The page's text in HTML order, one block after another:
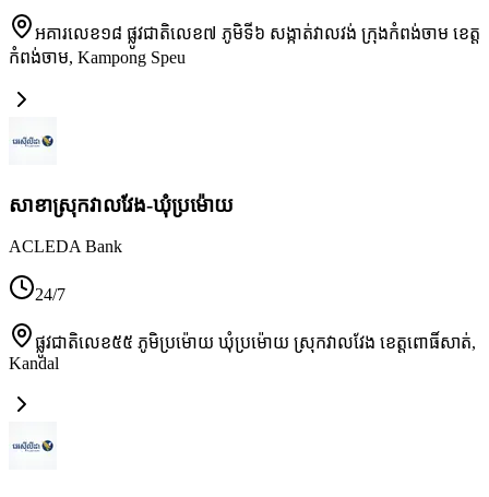
អគារលេខ១៨ ផ្លូវជាតិលេខ៧ ភូមិទី៦ សង្កាត់វាលវង់ ក្រុងកំពង់ចាម ខេត្ត
កំពង់ចាម, Kampong Speu
សាខាស្រុកវាលវែង-ឃុំប្រម៉ោយ
ACLEDA Bank
24/7
ផ្លូវជាតិលេខ៥៥ ភូមិប្រម៉ោយ ឃុំប្រម៉ោយ ស្រុកវាលវែង ខេត្តពោធិ៍សាត់,
Kandal